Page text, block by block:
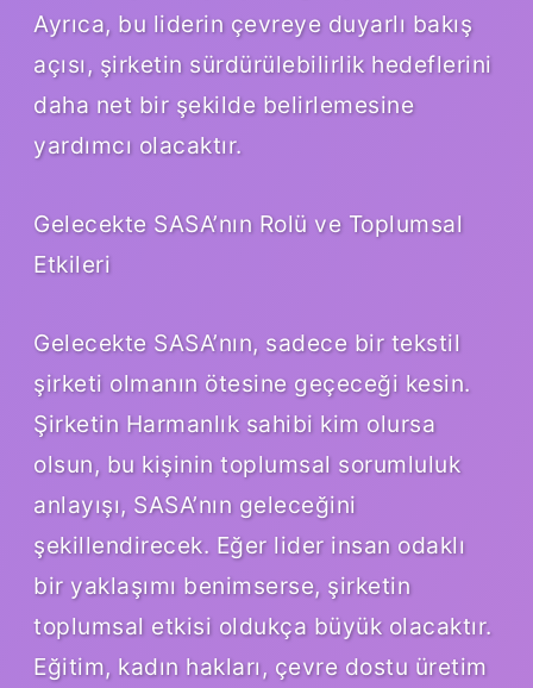
Ayrıca, bu liderin çevreye duyarlı bakış
açısı, şirketin sürdürülebilirlik hedeflerini
daha net bir şekilde belirlemesine
yardımcı olacaktır.
Gelecekte SASA’nın Rolü ve Toplumsal
Etkileri
Gelecekte SASA’nın, sadece bir tekstil
şirketi olmanın ötesine geçeceği kesin.
Şirketin Harmanlık sahibi kim olursa
olsun, bu kişinin toplumsal sorumluluk
anlayışı, SASA’nın geleceğini
şekillendirecek. Eğer lider insan odaklı
bir yaklaşımı benimserse, şirketin
toplumsal etkisi oldukça büyük olacaktır.
Eğitim, kadın hakları, çevre dostu üretim